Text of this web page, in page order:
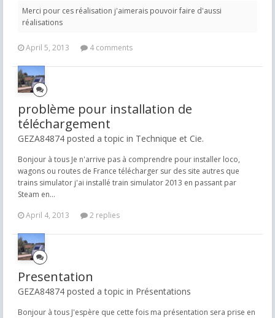
Merci pour ces réalisation j'aimerais pouvoir faire d'aussi
réalisations
April 5, 2013 4 comments
problème pour installation de
téléchargement
GEZA84874 posted a topic in Technique et Cie.
Bonjour à tous Je n'arrive pas à comprendre pour installer loco,
wagons ou routes de France télécharger sur des site autres que
trains simulator j'ai installé train simulator 2013 en passant par
Steam en...
April 4, 2013
2 replies
Presentation
GEZA84874 posted a topic in Présentations
Bonjour à tous J'espère que cette fois ma présentation sera prise en